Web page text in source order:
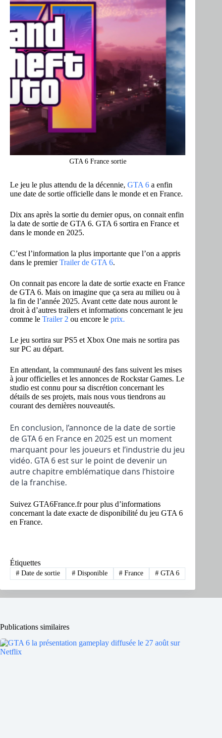
GTA 6 France sortie
Le jeu le plus attendu de la décennie, GTA 6 a enfin
une date de sortie officielle dans le monde et en France.
Dix ans après la sortie du dernier opus, on connait enfin
la date de sortie de GTA 6. GTA 6 sortira en France et
dans le monde en 2025.
C’est l’information la plus importante que l’on a appris
dans le premierTrailer de GTA 6.
On connait pas encore la date de sortie exacte en France
de GTA 6. Mais on imagine que ça sera au milieu ou à
la fin de l’année 2025. Avant cette date nous auront le
droit à d’autres trailers et informations concernant le jeu
comme le Trailer 2 ou encore le prix.
Le jeu sortira sur PS5 et Xbox One mais ne sortira pas
sur PC au départ.
En attendant, la communauté des fans suivent les mises
à jour officielles et les annonces de Rockstar Games. Le
studio est connu pour sa discrétion concernant les
détails de ses projets, mais nous vous tiendrons au
courant des dernières nouveautés.
En conclusion, l’annonce de la date de sortie
de GTA 6 en France en 2025 est un moment
marquant pour les joueurs et l’industrie du jeu
vidéo. GTA 6 est sur le point de devenir un
autre chapitre emblématique dans l’histoire
de la franchise.
Suivez GTA6France.fr pour plus d’informations
concernant la date exacte de disponibilité du jeu GTA 6
en France.
Étiquettes
#Date de sortie #Disponible # France # GTA 6
Publications similaires